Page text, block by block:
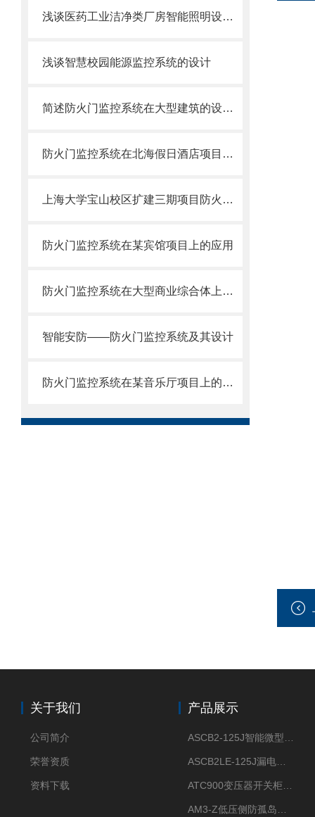
浅谈医药工业洁净类厂房智能照明设计与选型
浅谈智慧校园能源监控系统的设计
简述防火门监控系统在大型建筑的设计和安装
防火门监控系统在北海假日酒店项目的应用
上海大学宝山校区扩建三期项目防火门监控系统的设计与应用
防火门监控系统在某宾馆项目上的应用
防火门监控系统在大型商业综合体上的应用
智能安防——防火门监控系统及其设计
防火门监控系统在某音乐厅项目上的应用
关于我们
公司简介
荣誉资质
资料下载
产品展示